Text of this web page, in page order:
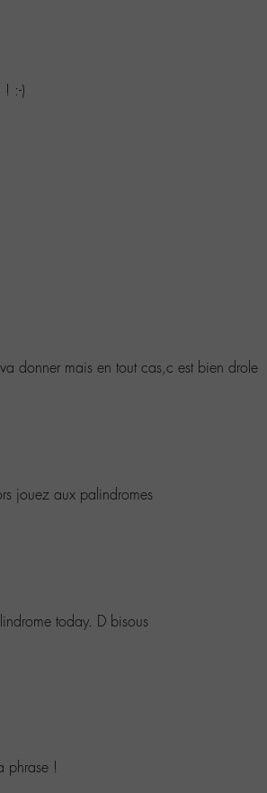
! :-)
donner mais en tout cas,c est bien drole
jouez aux palindromes
today. D bisous
phrase !